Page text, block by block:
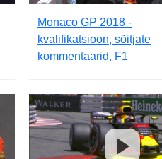
Monaco GP 2018 -
kvalifikatsioon, sõitjate
kommentaarid, F1